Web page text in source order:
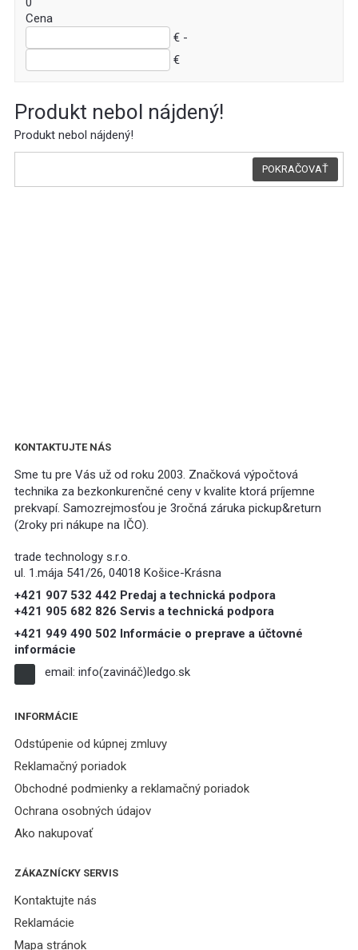
Cena
€ -
€
Produkt nebol nájdený!
Produkt nebol nájdený!
POKRAČOVAŤ
KONTAKTUJTE NÁS
Sme tu pre Vás už od roku 2003. Značková výpočtová
technika za bezkonkurenčné ceny v kvalite ktorá príjemne
prekvapí. Samozrejmosťou je 3ročná záruka pickup&return
(2roky pri nákupe na IČO).
trade technology s.r.o.
ul. 1.mája 541/26, 04018 Košice-Krásna
+421 907 532 442 Predaj a technická podpora
+421 905 682 826 Servis a technická podpora
+421 949 490 502 Informácie o preprave a účtovné
informácie
email: info(zavináč)ledgo.sk
INFORMÁCIE
Odstúpenie od kúpnej zmluvy
Reklamačný poriadok
Obchodné podmienky a reklamačný poriadok
Ochrana osobných údajov
Ako nakupovať
ZÁKAZNÍCKY SERVIS
Kontaktujte nás
Reklamácie
Mapa stránok